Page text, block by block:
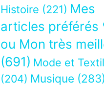
Histoire (221) Mes
articles
ou Mon très
(691) Mode et
(204) Musique (283)